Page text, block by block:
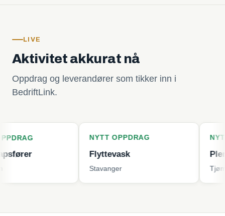
LIVE
Aktivitet akkurat nå
Oppdrag og leverandører som tikker inn i
BedriftLink.
NYTT OPPDRAG
Flyttevask
NYTT